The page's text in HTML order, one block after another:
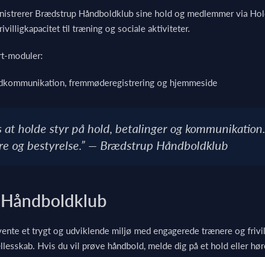
Brædstrup Håndboldklub sine hold og medlemmer via
til træning og sociale aktiviteter.
moduler:
fremmøderegistrering og hjemmeside
at holde styr på hold, betalinger og
og bestyrelse.” — Brædstrup Håndboldklub
et trygt og udviklende miljø med engagerede trænere og
Hvis du vil prøve håndbold, melde dig på et hold eller